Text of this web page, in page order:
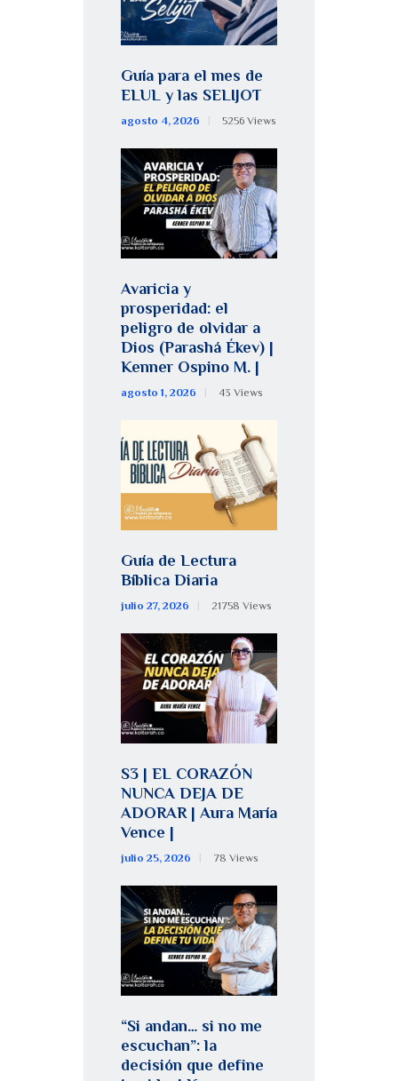
Guía para el mes de
ELUL y las SELIJOT
agosto 4, 2026 5256 Views
Avaricia y
prosperidad: el
peligro de olvidar a
Dios (Parashá Ékev) |
Kenner Ospino M. |
agosto 1, 2026 43 Views
Guía de Lectura
Bíblica Diaria
julio 27, 2026 21758 Views
S3 | EL CORAZÓN
NUNCA DEJA DE
ADORAR | Aura María
Vence |
julio 25, 2026 78 Views
“Si andan… si no me
escuchan”: la
decisión que define